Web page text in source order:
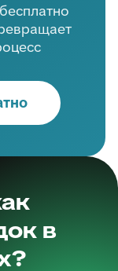
в